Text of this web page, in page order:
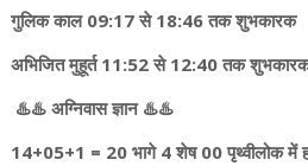
गुलिक काल 09:17 से 18:46 तक शुभकारक
अभिजित मुहूर्त 11:52 से 12:40 तक
♨️♨️ अग्निवास ज्ञान ♨️♨️
14+05+1 = 20 भागे 4 शेष 00 पृथ्वीलोक में